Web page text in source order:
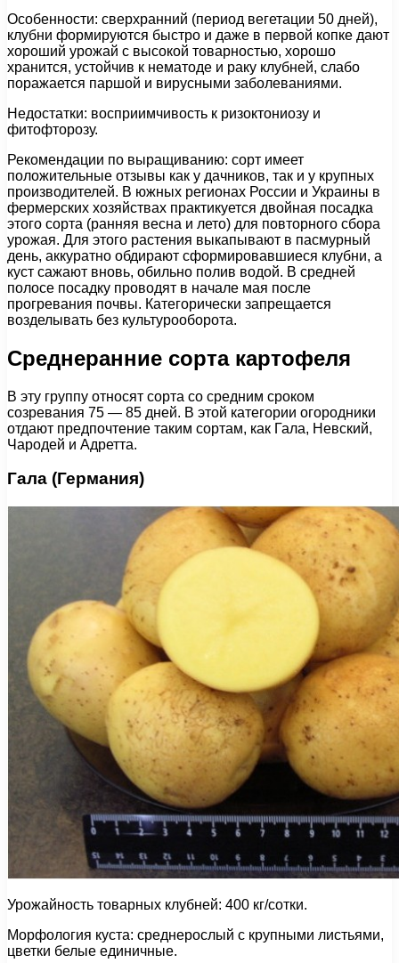
Особенности: сверхранний (период вегетации 50 дней),
клубни формируются быстро и даже в первой копке дают
хороший урожай с высокой товарностью, хорошо
хранится, устойчив к нематоде и раку клубней, слабо
поражается паршой и вирусными заболеваниями.
Недостатки: восприимчивость к ризоктониозу и
фитофторозу.
Рекомендации по выращиванию: сорт имеет
положительные отзывы как у дачников, так и у крупных
производителей. В южных регионах России и Украины в
фермерских хозяйствах практикуется двойная посадка
этого сорта (ранняя весна и лето) для повторного сбора
урожая. Для этого растения выкапывают в пасмурный
день, аккуратно обдирают сформировавшиеся клубни, а
куст сажают вновь, обильно полив водой. В средней
полосе посадку проводят в начале мая после
прогревания почвы. Категорически запрещается
возделывать без культурооборота.
Среднеранние сорта картофеля
В эту группу относят сорта со средним сроком
созревания 75 — 85 дней. В этой категории огородники
отдают предпочтение таким сортам, как Гала, Невский,
Чародей и Адретта.
Гала (Германия)
Урожайность товарных клубней: 400 кг/сотки.
Морфология куста: среднерослый с крупными листьями,
цветки белые единичные.